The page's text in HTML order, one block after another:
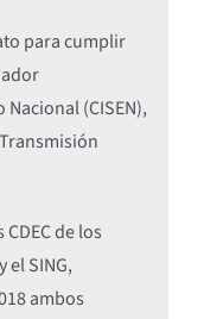
para cumplir
(CISEN),
de los
el SING,
ambos